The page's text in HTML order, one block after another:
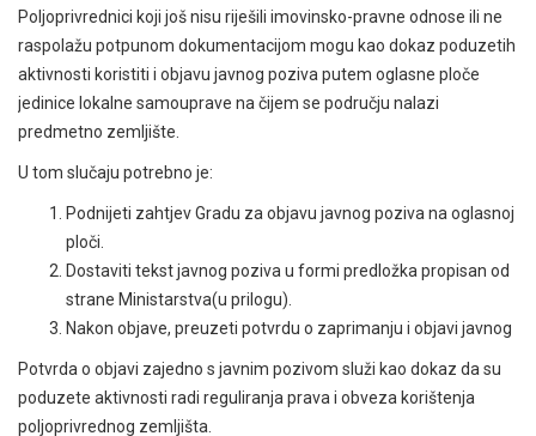
Poljoprivrednici koji još nisu riješili imovinsko-pravne odnose ili ne
raspolažu potpunom dokumentacijom mogu kao dokaz poduzetih
aktivnosti koristiti i objavu javnog poziva putem oglasne ploče
jedinice lokalne samouprave na čijem se području nalazi
predmetno zemljište.
U tom slučaju potrebno je:
Podnijeti zahtjev Gradu za objavu javnog poziva na oglasnoj
ploči.
Dostaviti tekst javnog poziva u formi predložka propisan od
strane Ministarstva(u prilogu).
Nakon objave, preuzeti potvrdu o zaprimanju i objavi javnog
Potvrda o objavi zajedno s javnim pozivom služi kao dokaz da su
poduzete aktivnosti radi reguliranja prava i obveza korištenja
poljoprivrednog zemljišta.